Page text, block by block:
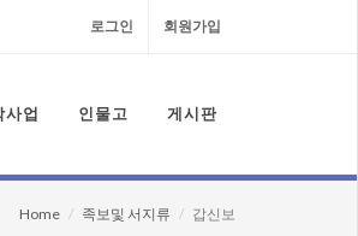
로그인 회원가입
사업 인물고 게시판
Home 족보및 서지류 갑신보